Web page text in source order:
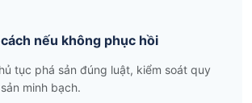
nếu không phục hồi
tục phá sản đúng luật, kiểm soát quy
minh bạch.